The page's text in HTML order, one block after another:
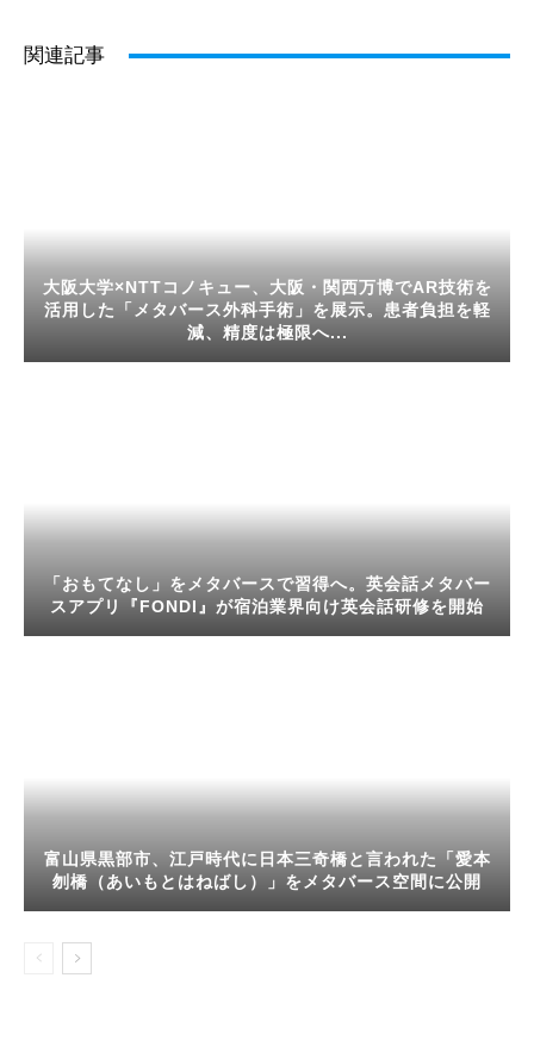
関連記事
大阪大学×NTTコノキュー、大阪・関西万博でAR技術を
活用した「メタバース外科手術」を展示。患者負担を軽
減、精度は極限へ...
「おもてなし」をメタバースで習得へ。英会話メタバー
スアプリ『FONDI』が宿泊業界向け英会話研修を開始
富山県黒部市、江戸時代に日本三奇橋と言われた「愛本
刎橋（あいもとはねばし）」をメタバース空間に公開